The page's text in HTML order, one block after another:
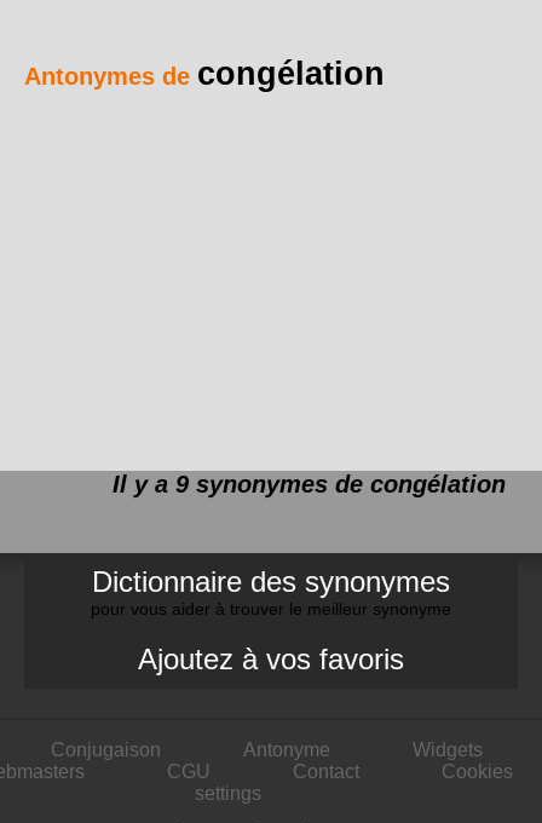
Antonymes de congélation
Il y a 9 synonymes de congélation
Dictionnaire des synonymes
pour vous aider à trouver le meilleur synonyme
Ajoutez à vos favoris
Conjugaison Antonyme
Widgets
CGU Contact
Cookies
settings